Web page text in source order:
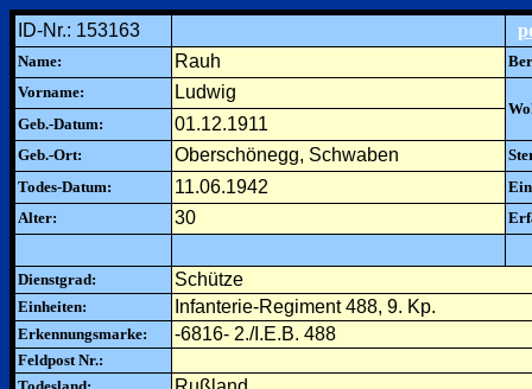
ID-Nr.: 153163
Name: Rauh
Vorname:
Ludwig
Geb.-Datum:
01.12.1911
Geb.-Ort: Oberschönegg, Schwaben
Todes-Datum:
11.06.1942
Alter:
30
Dienstgrad: Schütze
Einheiten: Infanterie-Regiment 488, 9. Kp.
Erkennungsmarke: -6816- 2./I.E.B. 488
Feldpost Nr.: